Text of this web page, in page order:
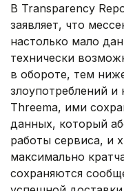
В Transparency
заявляет, что
настолько мало
технически
в обороте, тем
злоупотреблений
Threema, ими
данных, который
работы сервиса, и
максимально
сохраняются